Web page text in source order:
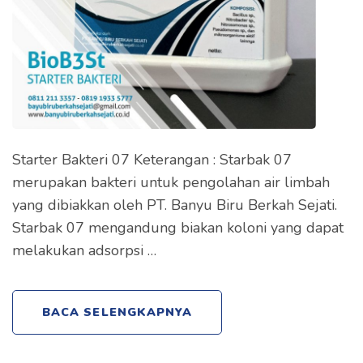
Starter Bakteri 07 Keterangan : Starbak 07
merupakan bakteri untuk pengolahan air limbah
yang dibiakkan oleh PT. Banyu Biru Berkah Sejati.
Starbak 07 mengandung biakan koloni yang dapat
melakukan adsorpsi …
BACA SELENGKAPNYA